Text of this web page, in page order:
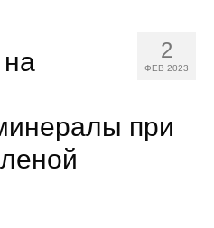
2
ФЕВ 2023
при